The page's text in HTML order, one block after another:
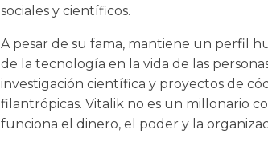
sociales y científicos.
A pesar de su fama, mantiene un perfil
de la tecnología en la vida de las
investigación científica y proyectos de
filantrópicas. Vitalik no es un millonario
funciona el dinero, el poder y la